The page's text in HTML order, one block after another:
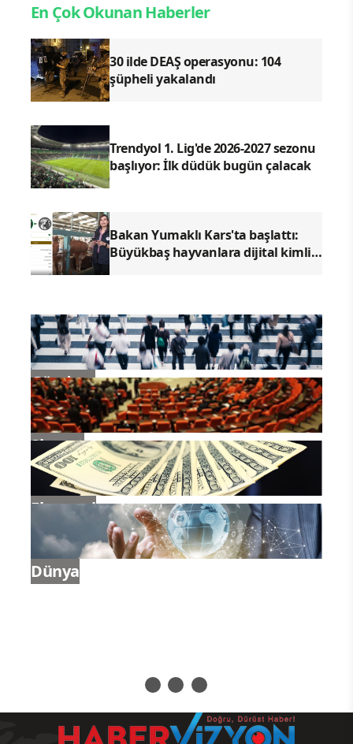
En Çok Okunan Haberler
30 ilde DEAŞ operasyonu: 104
şüpheli yakalandı
Trendyol 1. Lig'de 2026-2027 sezonu
başlıyor: İlk düdük bugün çalacak
Bakan Yumaklı Kars'ta başlattı:
Büyükbaş hayvanlara dijital kimlik
Gündem
Siyaset
Ekonomi
Dünya